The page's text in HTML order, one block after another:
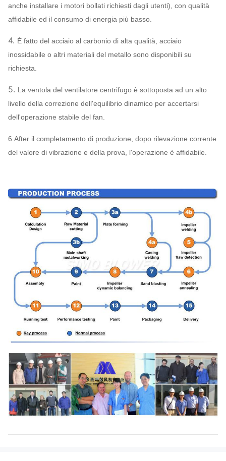
Sistema di
centrifugo
Configurazione
Q235, Q345,
SS304,
cono della
presa d'aria,
della presa
d'aria
Q235, Q345,
SS304,
Albero primario
(acciaio per
edili) del
carbonio ad
resistenza,
42CrMo,
acciaio
inossidabile…
Sopportare
FATICA, SKF,
centrifugo
Telaio base del sistema, selezione
protettiva, compensatore della conduttura
del silenziatore, dell'entrata & dello
sbocco,
Flangia dello sbocco & dell'entrata,
ammortizzatore, azionatore elettrico,
diaframma, accoppiamento fluido,
anche installare i motori bollati richiesti dagli utenti), con qualità
affidabile ed il consumo di energia più basso.
4. È fatto del acciaio al carbonio di alta qualità, acciaio
inossidabile o altri materiali del metallo sono disponibili su
richiesta.
5. La ventola del ventilatore centrifugo è sottoposta ad un alto
livello della correzione dell'equilibrio dinamico per accertarsi
dell'operazione stabile del fan.
6.After il completamento di produzione, dopo rilevazione corrente
del valore di vibrazione e della prova, l'operazione è affidabile.